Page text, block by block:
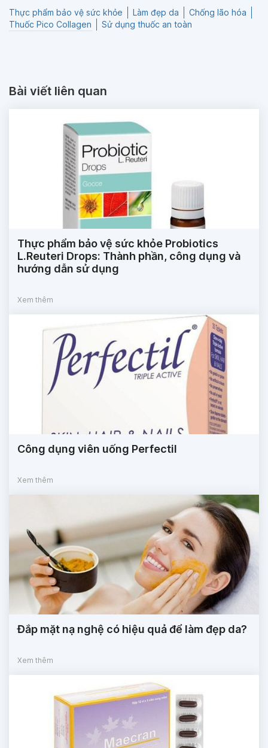
Thực phẩm bảo vệ sức khỏe Làm đẹp da
Chống lão hóa
Thuốc Pico Collagen
Sử dụng thuốc an toàn
Bài viết liên quan
Thực phẩm bảo vệ sức khỏe Probiotics
L.Reuteri Drops: Thành phần, công dụng và
hướng dẫn sử dụng
Xem thêm
Công dụng viên uống Perfectil
Xem thêm
Đắp mặt nạ nghệ có hiệu quả để làm đẹp da?
Xem thêm